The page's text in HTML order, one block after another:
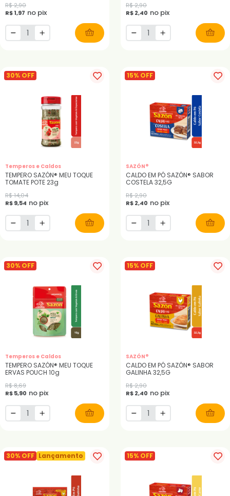
R$ 2,90
R$ 1,97 no pix
R$ 2,90
R$ 2,40 no pix
30% OFF
Temperos e Caldos
TEMPERO SAZÓN® MEU TOQUE
TOMATE POTE 23g
R$ 14,04
R$ 9,54 no pix
15% OFF
SAZÓN®
CALDO EM PÓ SAZÓN® SABOR
COSTELA 32,5G
R$ 2,90
R$ 2,40 no pix
30% OFF
Temperos e Caldos
TEMPERO SAZÓN® MEU TOQUE
ERVAS POUCH 10g
R$ 8,69
R$ 5,90 no pix
15% OFF
SAZÓN®
CALDO EM PÓ SAZÓN® SABOR
GALINHA 32,5G
R$ 2,90
R$ 2,40 no pix
30% OFF Lançamento 15% OFF